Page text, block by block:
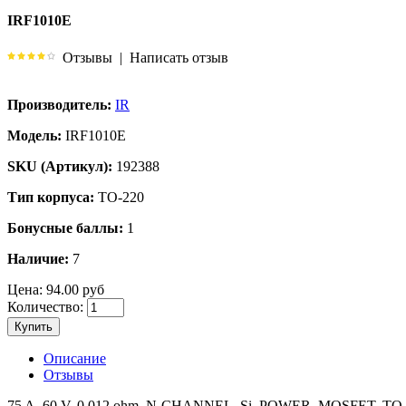
IRF1010E
Отзывы | Написать отзыв
Производитель: IR
Модель: IRF1010E
SKU (Артикул): 192388
Тип корпуса: TO-220
Бонусные баллы: 1
Наличие: 7
Цена: 94.00 руб
Количество:
Купить
Описание
Отзывы